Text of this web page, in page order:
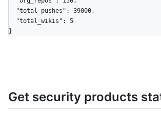
}
Get security products